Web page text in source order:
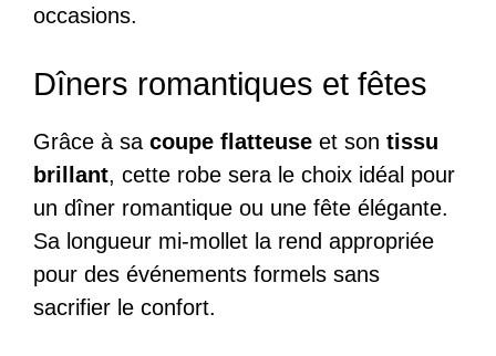
occasions.
Dîners romantiques et fêtes
Grâce à sa coupe flatteuse et son tissu
brillant, cette robe sera le choix idéal pour
un dîner romantique ou une fête élégante.
Sa longueur mi-mollet la rend appropriée
pour des événements formels sans
sacrifier le confort.